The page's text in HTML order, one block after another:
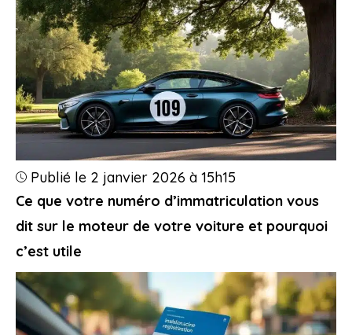
Ce que votre numéro d’immatriculation vous
dit sur le moteur de votre voiture et pourquoi
c’est utile
Publié le 2 janvier 2026 à 15h15